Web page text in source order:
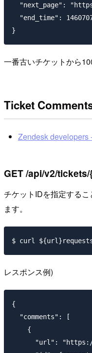
"next_page":
"end_time":
一番古いチケットから
Ticket
Zendesk developers
GET /api/v2/
チケットIDを指定する
ます。
レスポンス例)
{
  "comments": [
    {
"url":